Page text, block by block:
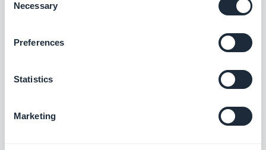
Selection
Necessary
Preferences
Statistics
Marketing